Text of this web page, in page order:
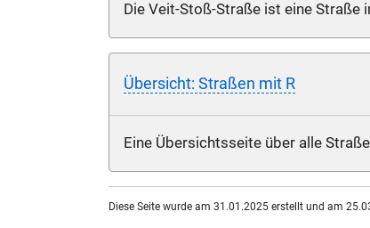
Die Veit-Stoß-Straße ist eine Straße
Übersicht: Straßen mit R
Eine Übersichtsseite über alle
Diese Seite wurde am 31.01.2025 erstellt und am